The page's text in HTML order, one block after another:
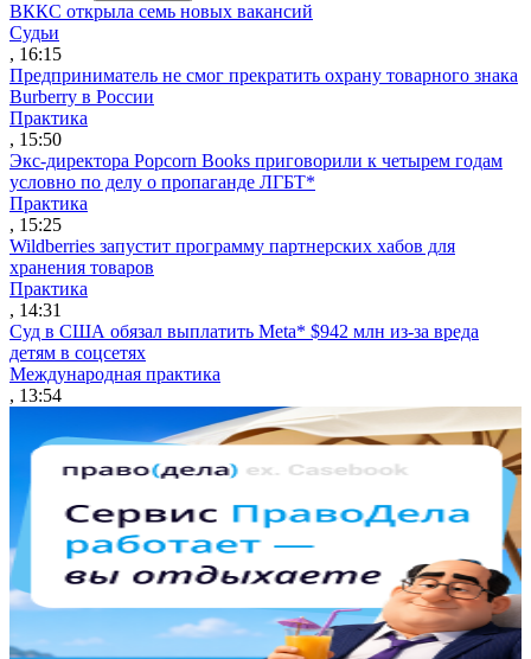
ВККС открыла семь новых вакансий
Судьи
, 16:15
Предприниматель не смог прекратить охрану товарного знака
Burberry в России
Практика
, 15:50
Экс-директора Popcorn Books приговорили к четырем годам
условно по делу о пропаганде ЛГБТ*
Практика
, 15:25
Wildberries запустит программу партнерских хабов для
хранения товаров
Практика
, 14:31
Суд в США обязал выплатить Meta* $942 млн из-за вреда
детям в соцсетях
Международная практика
, 13:54